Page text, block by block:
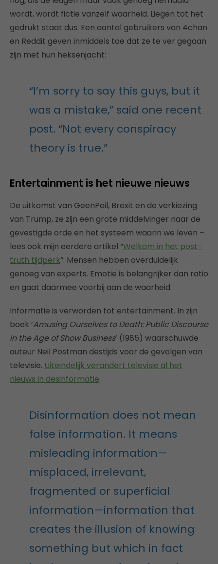
wordt, wordt fictie vanzelf waarheid. Liegen tot het
gedrukt staat dus. Een aantal gebruikers van 4chan
en Reddit geven inmiddels toe dat ze te ver gegaan
zijn met hun heksenjacht:
“I’m sorry to say this guys, but it
was a mistake,” said one recent
post. “Not every conspiracy
theory is true.”
Entertainment is het nieuwe nieuws
De uitkomst van GeenPeil, Brexit en de verkiezing
van Trump, ze zijn een grote middelvinger naar de
gevestigde orde en het systeem waarin we leven –
lees ook mijn eerdere artikel “Welkom in het post-
truth tijdperk“. Mensen hebben overduidelijk
genoeg van experts. Emotie is belangrijker dan ratio
en gaat daarmee voorbij aan de waarheid.
Informatie is verworden tot entertainment. In zijn
boek ‘Amusing Ourselves to Death: Public Discourse
in the Age of Show Business’ (1985) waarschuwde
auteur Neil Postman destijds voor de gevolgen van
televisie. Uiteindelijk verandert televisie al het
nieuws in desinformatie.
Disinformation does not mean
false information. It means
misleading information—
misplaced, irrelevant,
fragmented or superficial
information—information that
creates the illusion of knowing
something but which in fact